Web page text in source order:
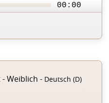
00:00
- Weiblich - Deutsch (D)